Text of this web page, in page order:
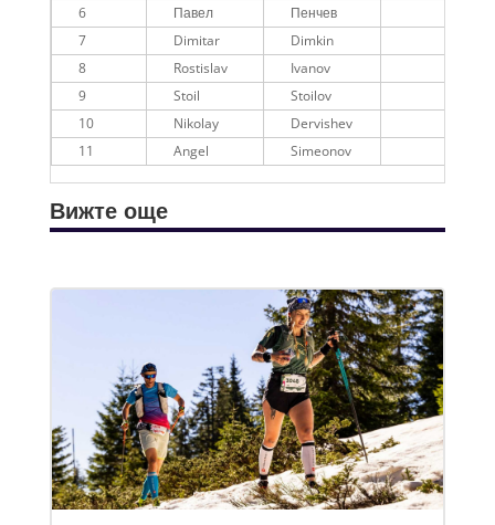
6
Павел
Пенчев
7
Dimitar
Dimkin
8
Rostislav
Ivanov
9
Stoil
Stoilov
10
Nikolay
Dervishev
11
Angel Simeonov
Вижте още